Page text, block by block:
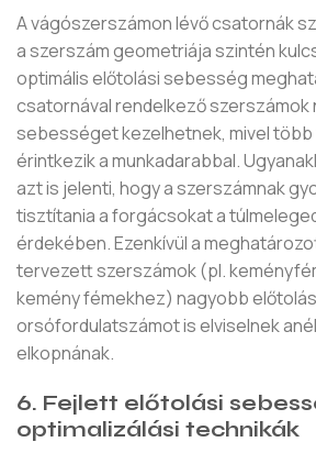
A vágószerszámon lévő csatornák
a szerszám geometriája szintén
optimális előtolási sebesség
csatornával rendelkező szerszámok
sebességet kezelhetnek, mivel
érintkezik a munkadarabbal.
azt is jelenti, hogy a szerszámnak
tisztítania a forgácsokat a
érdekében. Ezenkívül a
tervezett szerszámok (pl.
kemény fémekhez) nagyobb
orsófordulatszámot is elviselnek
elkopnának.
6. Fejlett előtolási
optimalizálási technikák